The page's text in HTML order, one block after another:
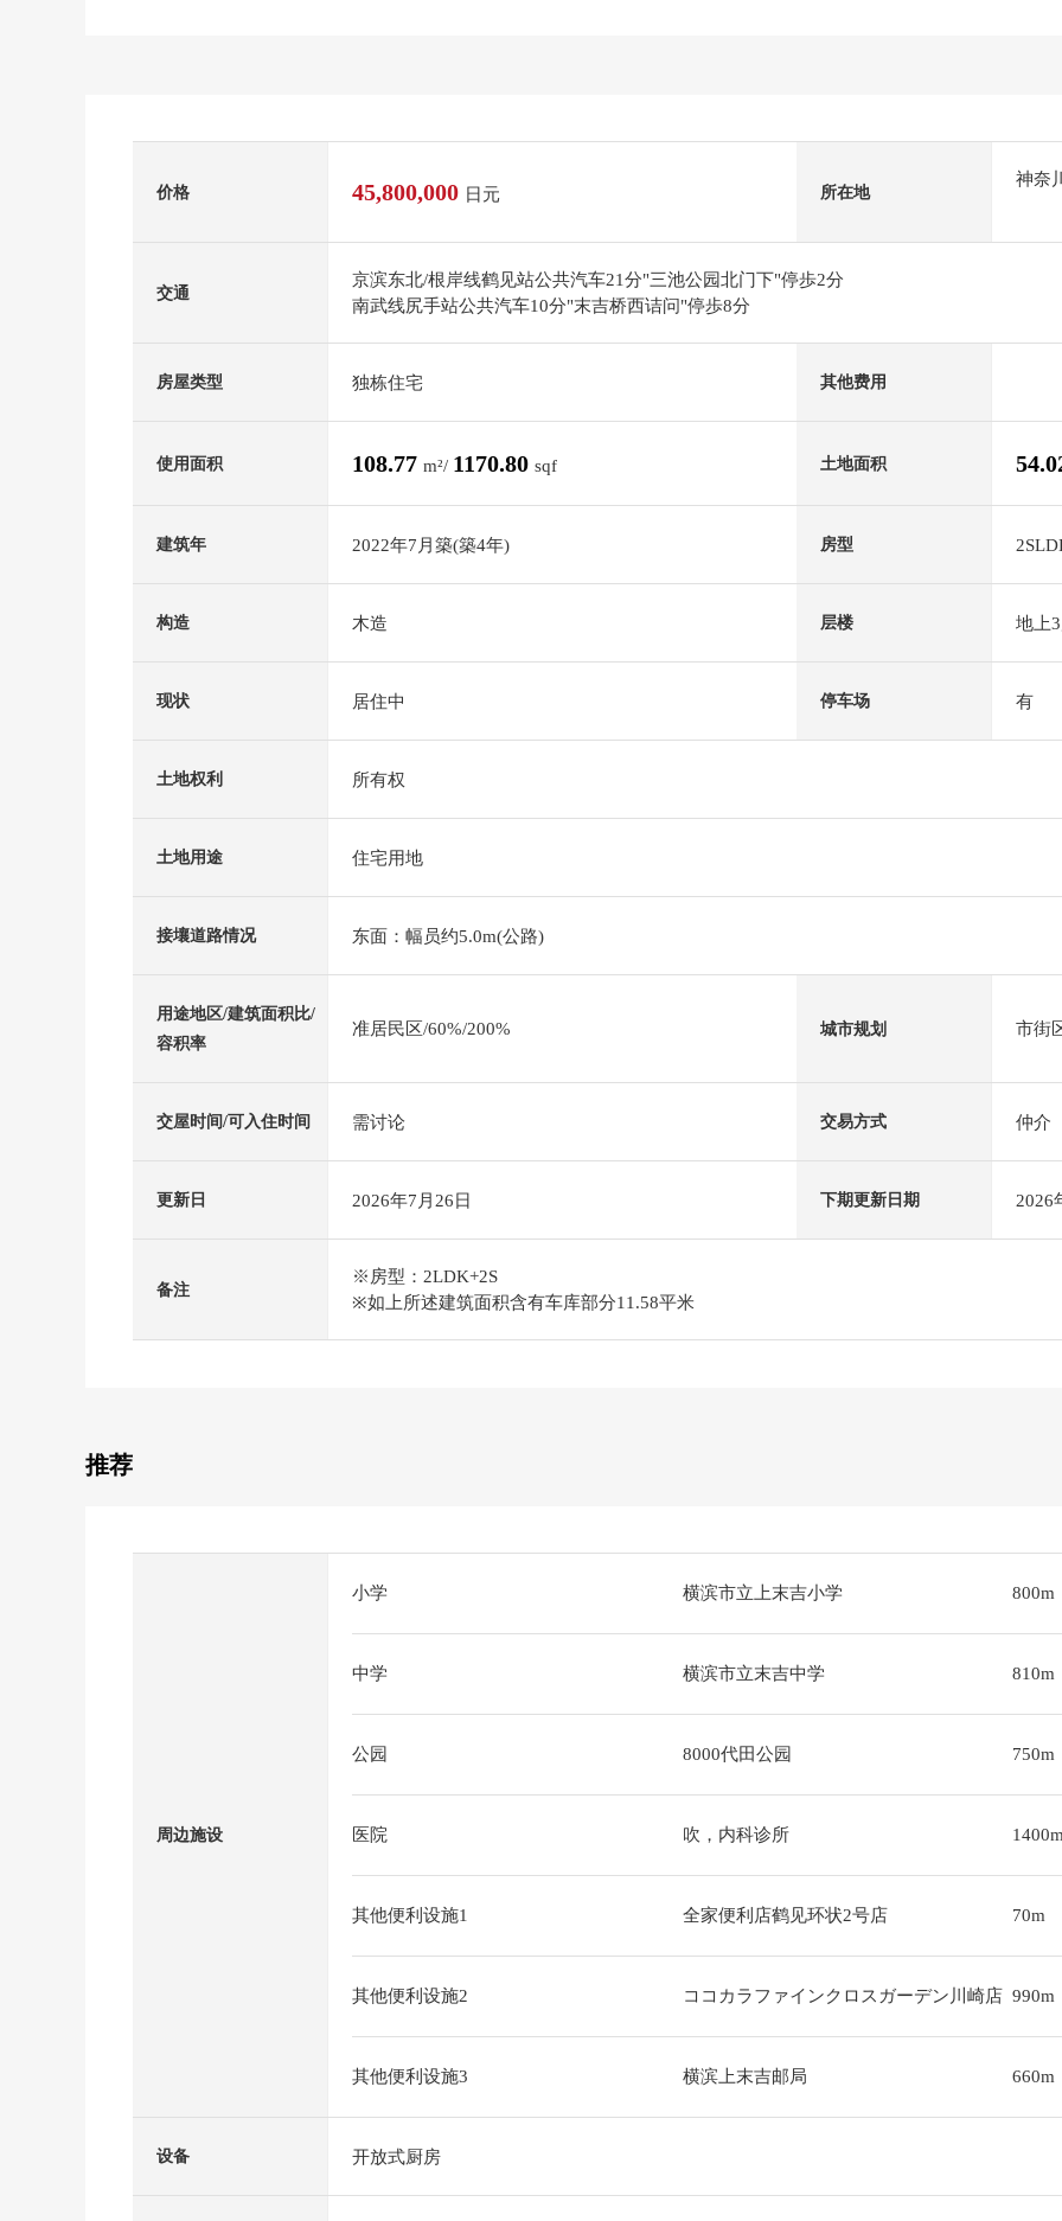
价格 45,800,000 日元 所在地
神奈
交通
京滨东北/根岸线鹤见站公共汽车21分"三池公园北门下"停歩2分
南武线尻手站公共汽车10分"末吉桥西诘问"停歩8分
房屋类型 独栋住宅 其他费用
使用面积 108.77 m²/ 1170.80 sqf 土地面积
建筑年 2022年7月築(築4年) 房型
构造 木造 层楼 地上
现状 居住中 停车场 有
土地权利 所有权
土地用途 住宅用地
接壤道路情况 东面：幅员约5.0m(公路)
用途地区/建筑面积比/
容积率
准居民区/60%/200% 城市规划 市街
交屋时间/可入住时间 需讨论 交易方式 仲介
更新日 2026年7月26日 下期更新日期 2026
备注
※房型：2LDK+2S
※如上所述建筑面积含有车库部分11.58平米
推荐
周边施设
小学 横滨市立上末吉小学 800m
中学 横滨市立末吉中学 810m
公园 8000代田公园 750m
医院 吹，内科诊所
其他便利设施1 全家便利店鹤见环状2号店 70m
其他便利设施2 ココカラファインクロスガーデン川崎店 990m
其他便利设施3 横滨上末吉邮局 660m
设备 开放式厨房